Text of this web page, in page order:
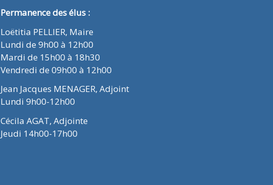
Permanence des élus :
Loëtitia PELLIER, Maire
Lundi de 9h00 à 12h00
Mardi de 15h00 à 18h30
Vendredi de 09h00 à 12h00
Jean Jacques MENAGER, Adjoint
Lundi 9h00-12h00
Cécila AGAT, Adjointe
Jeudi 14h00-17h00